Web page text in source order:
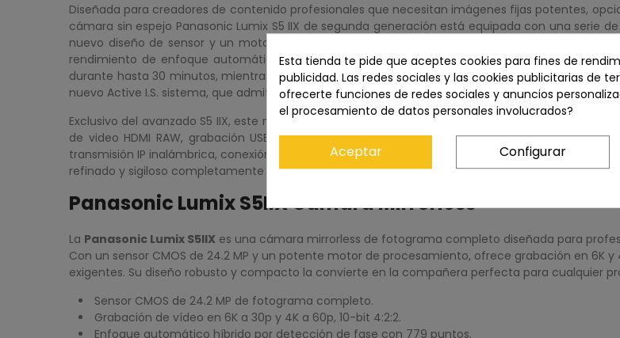
Diseñada para creadores de contenido profesionales que necesitan imágenes fijas potentes,
cámara sin espejo Panasonic Lumix S5 IIX de segunda generación está equipada con una serie
nuevo diseño de sensor y un motor de procesamiento actualizado con tecnología L2, la S5
rendimiento de enfoque automático rápido y preciso. Aprovechando al máximo el sensor de
durante hasta 30 minutos, mientras que también está disponible la captura ilimitada de vídeo
nuevo Active I.S. sistema, que admite tomas caminando para mejorar aún más la estabilización
Exclusivo del avanzado S5 IIX, este modelo viene precargado con funciones de video
de video HDMI RAW, grabación USB-SSD, grabación ALL-Intra y grabación ProRes. La
transmisión IP inalámbrica, conexión USB a teléfonos inteligentes y transmisión IP por cable.
refinado y sigiloso completamente en negro.
Panasonic Lumix S5IIX Cámara Mirrorless
La Panasonic Lumix S5IIX es una cámara mirrorless de fotograma completo diseñada para
Con un sensor CMOS de 24.2 MP y un potente motor de procesamiento, ofrece grabación en 6K
exigentes. Su diseño robusto y compacto la convierte en la compañera perfecta para cualquier
Sensor CMOS de 24.2 MP de fotograma completo.
Grabación de vídeo en 6K a 30p y 4K a 60p, 10-bit 4:2:2.
Enfoque automático híbrido por detección de fase con 779 puntos.
Esta tienda te pide que aceptes cookies para fines de
publicidad. Las redes sociales y las cookies publicitarias de
ofrecerte funciones de redes sociales y anuncios
el procesamiento de datos personales involucrados?
Aceptar Configurar